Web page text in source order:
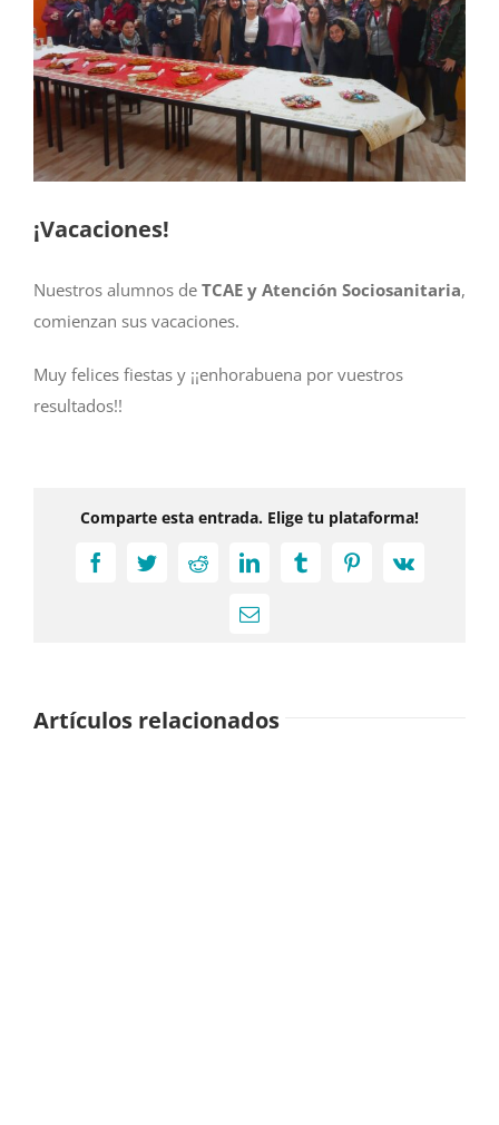
más
grande
¡Vacaciones!
Nuestros alumnos de TCAE y Atención Sociosanitaria,
comienzan sus vacaciones.
Muy felices fiestas y ¡¡enhorabuena por vuestros
resultados!!
Comparte esta entrada. Elige tu plataforma!
FacebookTwitterRedditLinkedInTumblrPinterest
Vk
Correo
Artículos relacionados